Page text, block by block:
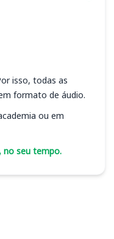
isso, todas as
formato de áudio.
ou em
no seu tempo.